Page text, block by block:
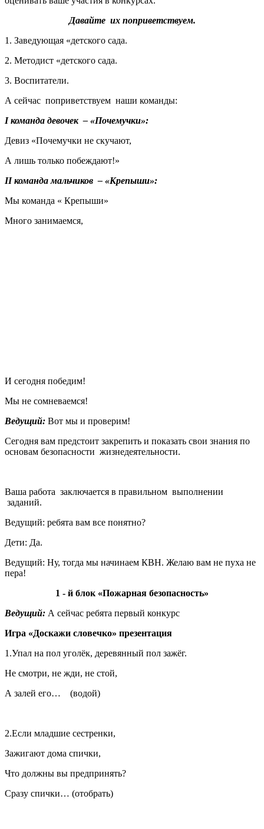
Давайте их поприветствуем.
1. Заведующая «детского сада.
2. Методист «детского сада.
3. Воспитатели.
А сейчас поприветствуем наши команды:
I команда девочек – «Почемучки»:
Девиз «Почемучки не скучают,
А лишь только побеждают!»
II команда мальчиков – «Крепыши»:
Мы команда « Крепыши»
Много занимаемся,
И сегодня победим!
Мы не сомневаемся!
Ведущий: Вот мы и проверим!
Сегодня вам предстоит закрепить и показать свои знания по
основам безопасности жизнедеятельности.
Ваша работа заключается в правильном выполнении
заданий.
Ведущий: ребята вам все понятно?
Дети: Да.
Ведущий: Ну, тогда мы начинаем КВН. Желаю вам не пуха не
пера!
1 - й блок «Пожарная безопасность»
Ведущий: А сейчас ребята первый конкурс
Игра «Доскажи словечко» презентация
1.Упал на пол уголёк, деревянный пол зажёг.
Не смотри, не жди, не стой,
А залей его… (водой)
2.Если младшие сестренки,
Зажигают дома спички,
Что должны вы предпринять?
Сразу спички… (отобрать)